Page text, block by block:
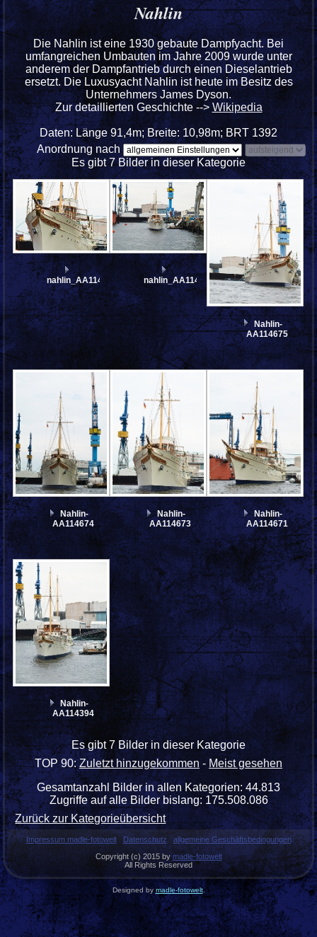
Nahlin
Die Nahlin ist eine 1930 gebaute Dampfyacht. Bei
umfangreichen Umbauten im Jahre 2009 wurde unter
anderem der Dampfantrieb durch einen Dieselantrieb
ersetzt. Die Luxusyacht Nahlin ist heute im Besitz des
Unternehmers James Dyson.
Zur detaillierten Geschichte --> Wikipedia
Daten: Länge 91,4m; Breite: 10,98m; BRT 1392
Anordnung nach
Es gibt 7 Bilder in dieser Kategorie
nahlin_AA114672 nahlin_AA114396
Nahlin-
AA114675
Nahlin-
AA114674
Nahlin-
AA114673
Nahlin-
AA114671
Nahlin-
AA114394
Es gibt 7 Bilder in dieser Kategorie
TOP 90:Zuletzt hinzugekommen - Meist gesehen
Gesamtanzahl Bilder in allen Kategorien: 44.813
Zugriffe auf alle Bilder bislang: 175.508.086
Zurück zur Kategorieübersicht
Impressum madle-fotowelt Datenschutz
allgemeine Geschäftsbedingungen
Copyright (c) 2015 bymadle-fotowelt
All Rights Reserved
Designed bymadle-fotowelt.